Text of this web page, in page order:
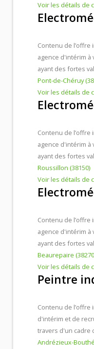
Voir les détails de
Contenu de l’offre
agence d'intérim
ayant des fortes
Pont-de-Chéruy
Voir les détails de
Contenu de l’offre
agence d'intérim
ayant des fortes
Roussillon (38150)
Voir les détails de
Contenu de l’offre
agence d'intérim
ayant des fortes
Beaurepaire
Voir les détails de
Peintre
Contenu de l’offre
d'intérim et de
travers d'un cadre
Andrézieux-